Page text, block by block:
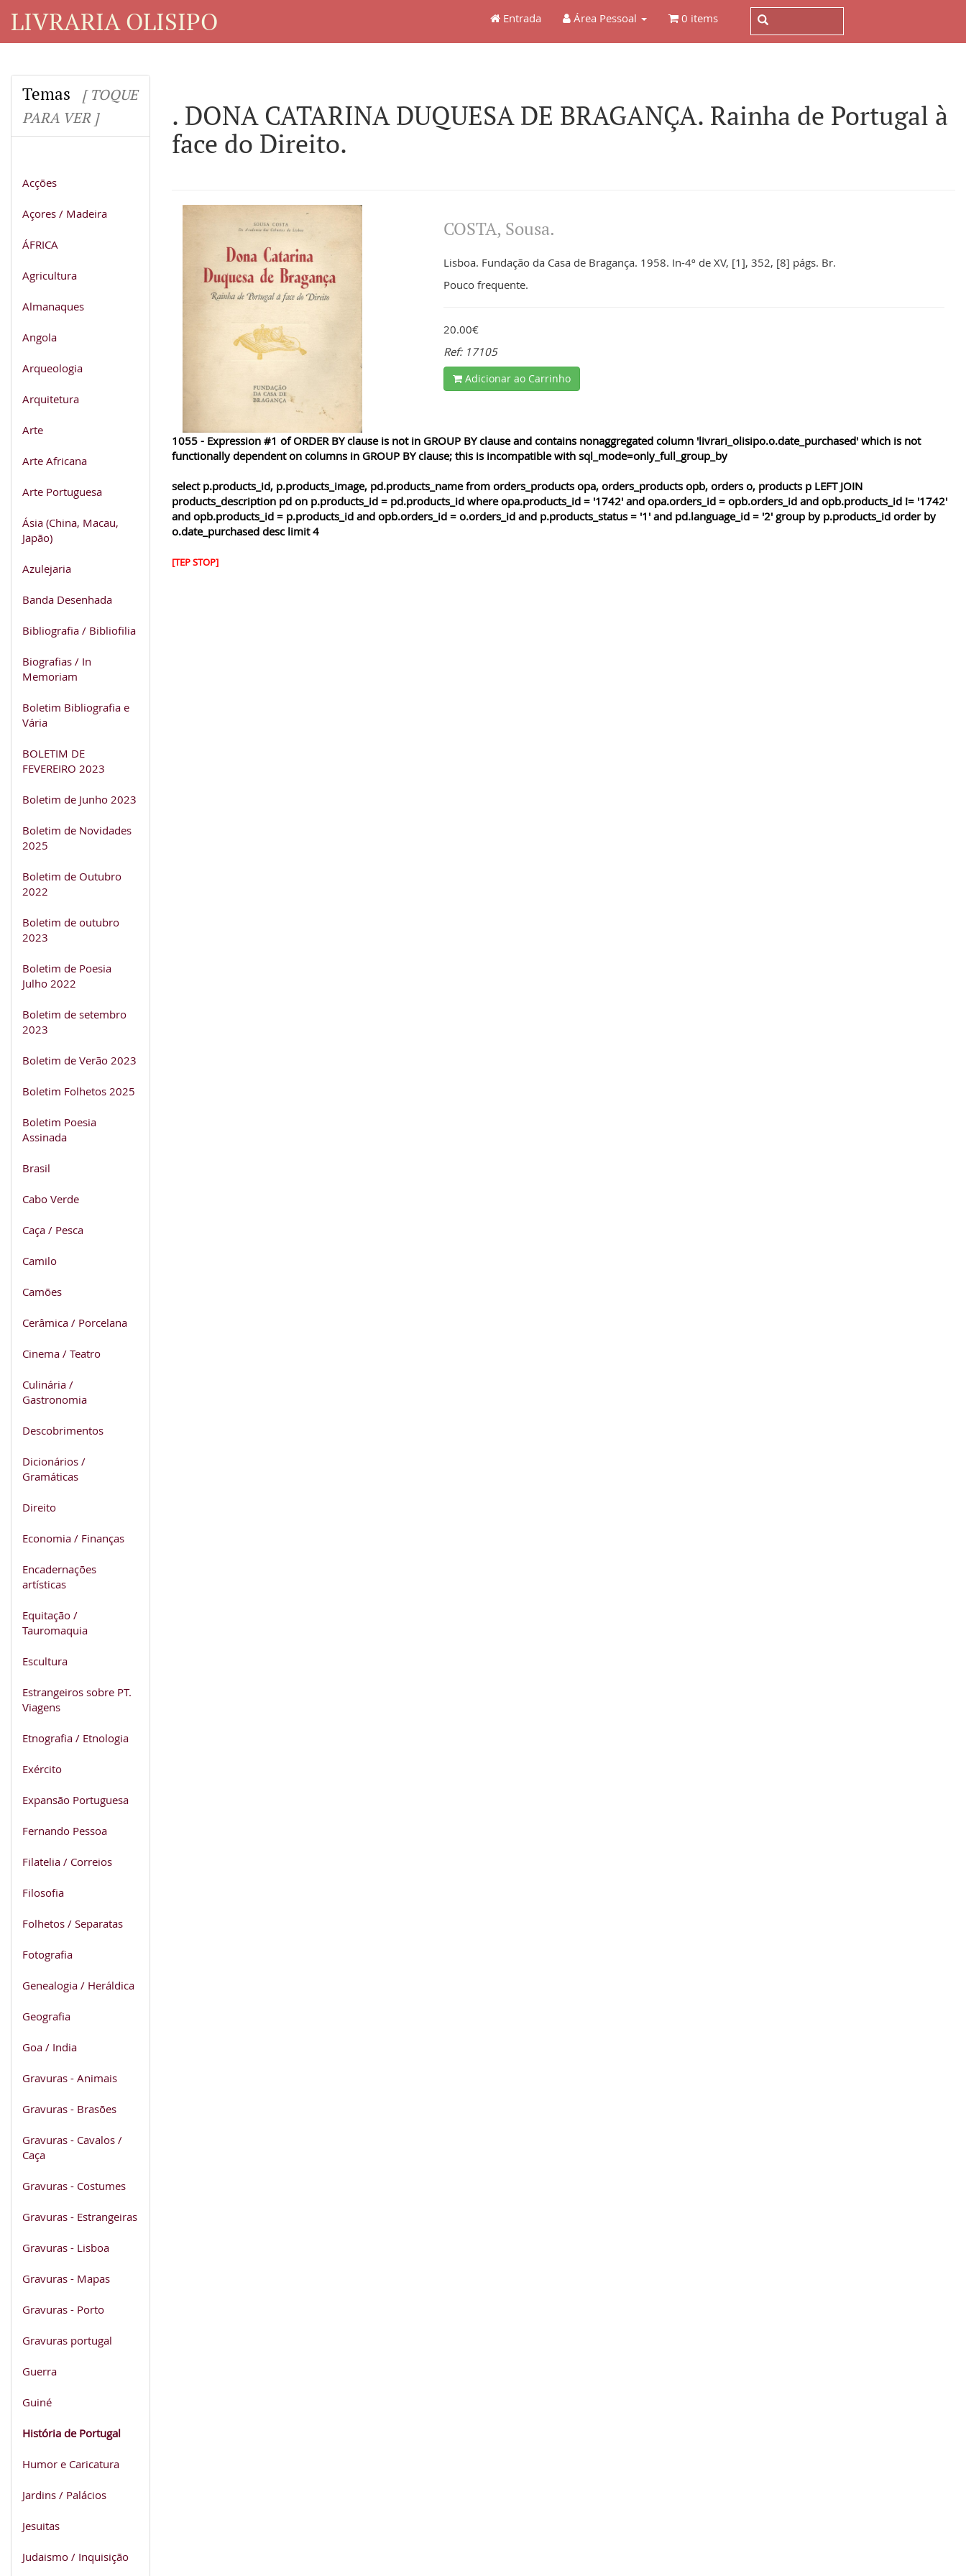
LIVRARIA OLISIPO Entrada Área Pessoal 0 items
Temas
[ TOQUE
PARA VER ]
Acções
Açores / Madeira
ÁFRICA
Agricultura
Almanaques
Angola
Arqueologia
Arquitetura
Arte
Arte Africana
Arte Portuguesa
Ásia (China, Macau,
Japão)
Azulejaria
Banda Desenhada
Bibliografia / Bibliofilia
Biografias / In
Memoriam
Boletim Bibliografia e
Vária
BOLETIM DE
FEVEREIRO 2023
Boletim de Junho 2023
Boletim de Novidades
2025
Boletim de Outubro
2022
Boletim de outubro
2023
Boletim de Poesia
Julho 2022
Boletim de setembro
2023
Boletim de Verão 2023
Boletim Folhetos 2025
Boletim Poesia
Assinada
Brasil
Cabo Verde
Caça / Pesca
Camilo
Camões
Cerâmica / Porcelana
Cinema / Teatro
Culinária /
Gastronomia
Descobrimentos
Dicionários /
Gramáticas
Direito
Economia / Finanças
Encadernações
artísticas
Equitação /
Tauromaquia
Escultura
Estrangeiros sobre PT.
Viagens
Etnografia / Etnologia
Exército
Expansão Portuguesa
Fernando Pessoa
Filatelia / Correios
Filosofia
Folhetos / Separatas
Fotografia
Genealogia / Heráldica
Geografia
Goa / India
Gravuras - Animais
Gravuras - Brasões
Gravuras - Cavalos /
Caça
Gravuras - Costumes
Gravuras - Estrangeiras
Gravuras - Lisboa
Gravuras - Mapas
Gravuras - Porto
Gravuras portugal
Guerra
Guiné
História de Portugal
Humor e Caricatura
Jardins / Palácios
Jesuitas
Judaismo / Inquisição
. DONA CATARINA DUQUESA DE BRAGANÇA. Rainha de Portugal à
face do Direito.
COSTA, Sousa.
Lisboa. Fundação da Casa de Bragança. 1958. In-4º de XV, [1], 352, [8] págs. Br.
Pouco frequente.
20.00€
Ref: 17105
Adicionar ao Carrinho
1055 - Expression #1 of ORDER BY clause is not in GROUP BY clause and contains nonaggregated column 'livrari_olisipo.o.date_purchased' which is not
functionally dependent on columns in GROUP BY clause; this is incompatible with sql_mode=only_full_group_by
select p.products_id, p.products_image, pd.products_name from orders_products opa, orders_products opb, orders o, products p LEFT JOIN
products_description pd on p.products_id = pd.products_id where opa.products_id = '1742' and opa.orders_id = opb.orders_id and opb.products_id != '1742'
and opb.products_id = p.products_id and opb.orders_id = o.orders_id and p.products_status = '1' and pd.language_id = '2' group by p.products_id order by
o.date_purchased desc limit 4
[TEP STOP]